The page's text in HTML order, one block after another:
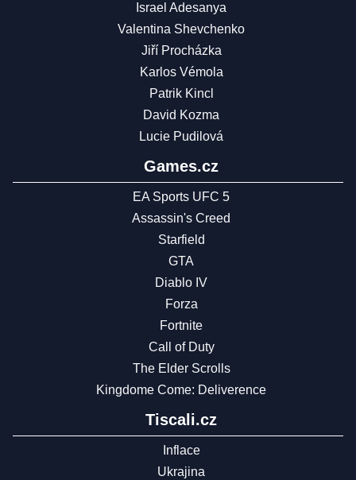
Israel Adesanya
Valentina Shevchenko
Jiří Procházka
Karlos Vémola
Patrik Kincl
David Kozma
Lucie Pudilová
Games.cz
EA Sports UFC 5
Assassin's Creed
Starfield
GTA
Diablo IV
Forza
Fortnite
Call of Duty
The Elder Scrolls
Kingdome Come: Deliverence
Tiscali.cz
Inflace
Ukrajina